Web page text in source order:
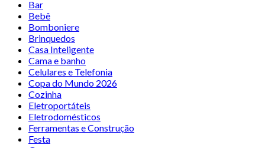
Bar
Bebê
Bomboniere
Brinquedos
Casa Inteligente
Cama e banho
Celulares e Telefonia
Copa do Mundo 2026
Cozinha
Eletroportáteis
Eletrodomésticos
Ferramentas e Construção
Festa